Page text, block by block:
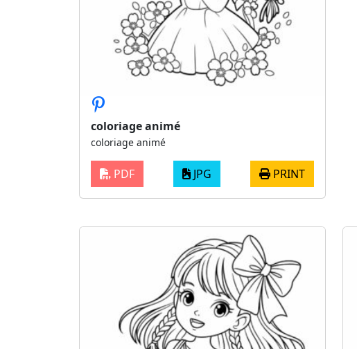
coloriage animé
coloriage animé
PDF JPG PRINT